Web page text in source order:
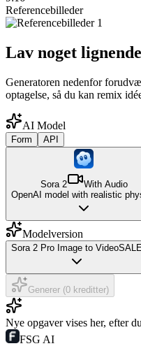
Referencebilleder
Lav noget lignende
Generatoren nedenfor
optagelse, så du kan remix
AI Model
Form API
Sora 2
With Audio
OpenAI model with realistic
Modelversion
Sora 2 Pro Image to Video
Generer (0 kreditter)
Nye opgaver vises her, efter
FSG AI